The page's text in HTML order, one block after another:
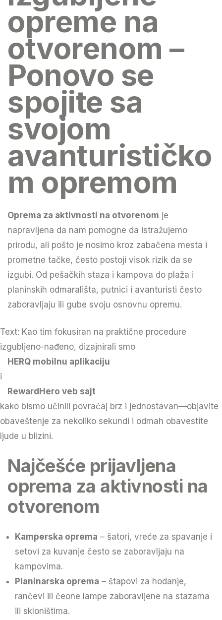
opreme na
otvorenom –
Ponovo se
spojite sa
svojom
avanturističko
m opremom
Oprema za aktivnosti na otvorenom je
napravljena da nam pomogne da istražujemo
prirodu, ali pošto je nosimo kroz zabačena mesta i
prometne tačke, često postoji visok rizik da se
izgubi. Od pešačkih staza i kampova do plaža i
planinskih odmarališta, putnici i avanturisti često
zaboravljaju ili gube svoju osnovnu opremu.
Text: Kao tim fokusiran na praktične procedure
izgubljeno-nađeno, dizajnirali smo
HERQ mobilnu aplikaciju
i
RewardHero veb sajt
kako bismo učinili povraćaj brz i jednostavan—objavite
obaveštenje za nekoliko sekundi i odmah obavestite
ljude u blizini.
Najčešće prijavljena
oprema za aktivnosti na
otvorenom
Kamperska oprema – šatori, vreće za spavanje i
setovi za kuvanje često se zaboravljaju na
kampovima.
Planinarska oprema – štapovi za hodanje,
rančevi ili čeone lampe zaboravljene na stazama
ili skloništima.